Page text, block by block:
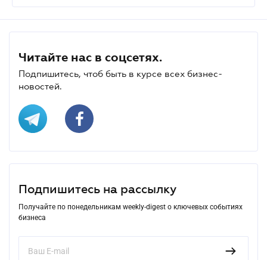
Читайте нас в соцсетях.
Подпишитесь, чтоб быть в курсе всех бизнес-
новостей.
Подпишитесь на рассылку
Получайте по понедельникам weekly-digest о ключевых событиях
бизнеса